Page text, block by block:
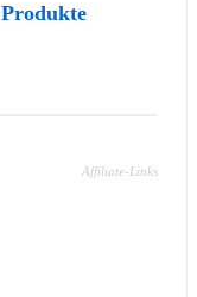
Live
Affiliate-Links